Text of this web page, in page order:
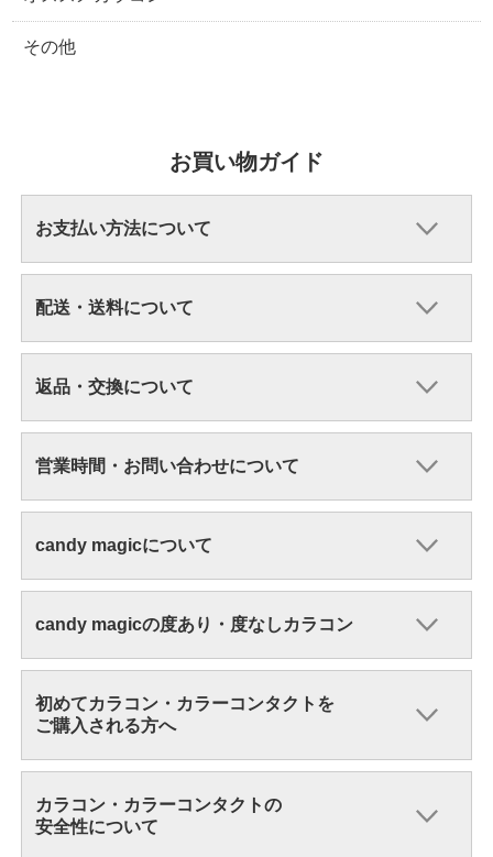
その他
お買い物ガイド
お支払い方法について
配送・送料について
返品・交換について
営業時間・お問い合わせについて
candy magicについて
candy magicの度あり・度なしカラコン
初めてカラコン・カラーコンタクトを
ご購入される方へ
カラコン・カラーコンタクトの
安全性について